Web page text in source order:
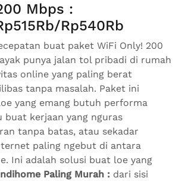
Mbps :
Rp540Rb
buat paket WiFi Only! 200
punya jalan tol pribadi di rumah
online yang paling berat
tanpa masalah. Paket ini
yang emang butuh performa
buat kerjaan yang nguras
tanpa batas, atau sekadar
paling ngebut di antara
Ini adalah solusi buat loe yang
Paling Murah : dari sisi